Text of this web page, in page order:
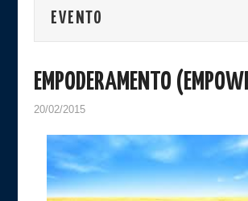
Perfil
Cursos e Eventos
Livros/Filmes
Imprensa
EVENTO
EMPODERAMENTO
20/02/2015